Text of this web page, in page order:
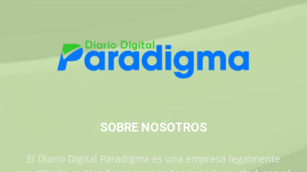
SOBRE NOSOTROS
El Diario Digital Paradigma es una empresa legalmente